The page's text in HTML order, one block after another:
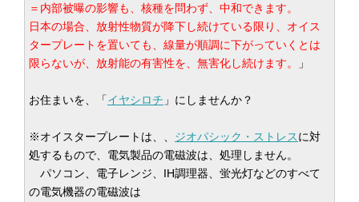
＝内部被曝の影響も、核種を問わず、中和できます。
日本の場合、放射性物質が降下し続けている限り、オイス
タープレートを置いても、線量が順調に下がっていくとは
限らないが、放射能の有害性を、無害化し続けます。
」
お住まいを、「イヤシロチ 」にしませんか？
※オイスタープレートは、、 ジオパシック・ストレスに対
処するもので、電気製品の電磁波は、処理しません。
パソコン、電子レンジ、IH調理器、蛍光灯などのすべて
の電気機器の電磁波は